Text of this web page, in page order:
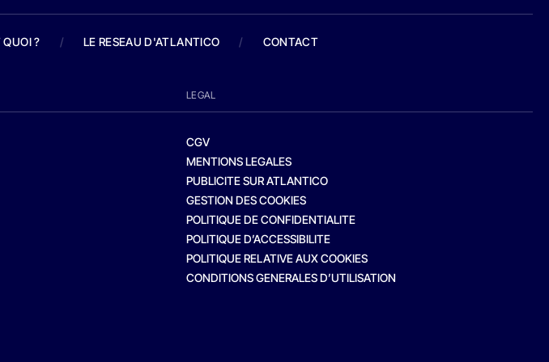
? / LE RESEAU D'ATLANTICO / CONTACT
LEGAL
CGV
MENTIONS LEGALES
PUBLICITE SUR ATLANTICO
GESTION DES COOKIES
POLITIQUE DE CONFIDENTIALITE
POLITIQUE D’ACCESSIBILITE
POLITIQUE RELATIVE AUX COOKIES
CONDITIONS GENERALES D’UTILISATION